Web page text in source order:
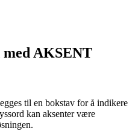
AKSENT
til en bokstav for å indikere
kan aksenter være